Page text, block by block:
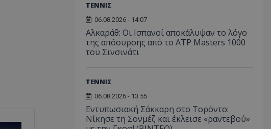
ΤΕΝΝΙΣ
06.08.2026 - 14:07
Αλκαράθ: Οι Ισπανοί αποκάλυψαν το λόγο
της απόσυρσης από το ATP Masters 1000
του Σινσινάτι
ΤΕΝΝΙΣ
06.08.2026 - 13:55
Εντυπωσιακή Σάκκαρη στο Τορόντο:
Νίκησε τη Σονμέζ και έκλεισε «ραντεβού»